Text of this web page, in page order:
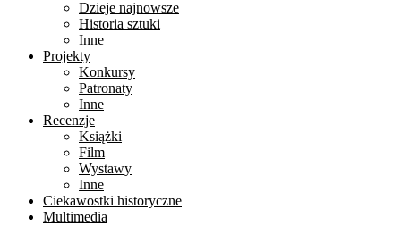
Dzieje najnowsze
Historia sztuki
Inne
Projekty
Konkursy
Patronaty
Inne
Recenzje
Książki
Film
Wystawy
Inne
Ciekawostki historyczne
Multimedia